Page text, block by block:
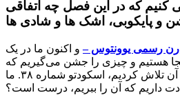
کنیم که در این فصل چه اتفاقی
رسمی یوونتوس – و اکنون ما در یک
هستیم و چیزی را جشن می‌گیریم که
به خوبی برای برنده شدن آن تلاش کردیم، اسکودتو شماره ۳۸. ما
داریم که آن را ببریم، درست است؟